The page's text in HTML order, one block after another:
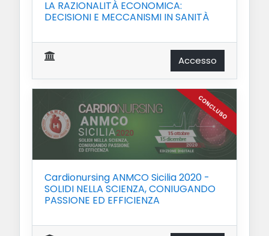
LA RAZIONALITÀ ECONOMICA:
DECISIONI E MECCANISMI IN SANITÀ
Accesso
Cardionursing ANMCO Sicilia 2020 -
SOLIDI NELLA SCIENZA, CONIUGANDO
PASSIONE ED EFFICIENZA